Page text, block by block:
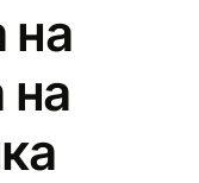
на
на